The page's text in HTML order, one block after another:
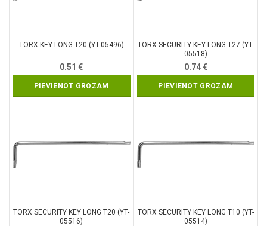
TORX KEY LONG T20 (YT-05496)
0.51€
PIEVIENOT GROZAM
TORX SECURITY KEY LONG T27 (YT-
05518)
0.74€
PIEVIENOT GROZAM
TORX SECURITY KEY LONG T20 (YT-
05516)
TORX SECURITY KEY LONG T10 (YT-
05514)